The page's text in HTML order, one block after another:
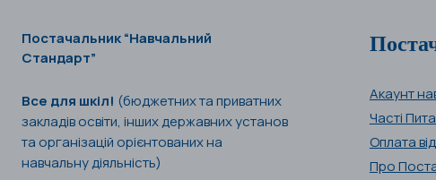
Постачальник “Навчальний
Стандарт”
Все для шкіл! (бюджетних та приватних
закладів освіти, інших державних установ
та організацій орієнтованих на
навчальну діяльність)
Акаунт
Часті
Оплата
Про